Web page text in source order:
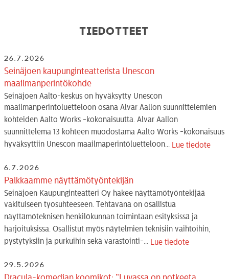
Tiedotteet
26.7.2026
Seinäjoen kaupunginteatterista Unescon
maailmanperintökohde
Seinäjoen Aalto-keskus on hyväksytty Unescon
maailmanperintöluetteloon osana Alvar Aallon suunnittelemien
kohteiden Aalto Works -kokonaisuutta. Alvar Aallon
suunnittelema 13 kohteen muodostama Aalto Works -kokonaisuus
hyväksyttiin Unescon maailmaperintöluetteloon...
Lue tiedote
6.7.2026
Palkkaamme näyttämötyöntekijän
Seinäjoen Kaupunginteatteri Oy hakee näyttämötyöntekijää
vakituiseen työsuhteeseen. Tehtävänä on osallistua
näyttämöteknisen henkilökunnan toimintaan esityksissä ja
harjoituksissa. Osallistut myös näytelmien teknisiin vaihtoihin,
pystytyksiin ja purkuihin sekä varastointi-...
Lue tiedote
29.5.2026